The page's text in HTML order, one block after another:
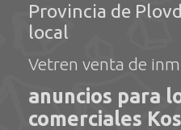
Provincia de
local
Vetren venta de
anuncios para
comerciales